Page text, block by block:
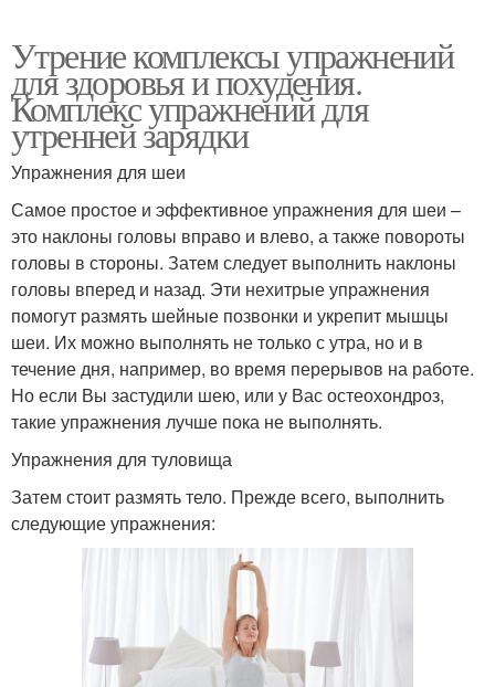
Утрение комплексы упражнений
для здоровья и похудения.
Комплекс упражнений для
утренней зарядки
Упражнения для шеи
Самое простое и эффективное упражнения для шеи –
это наклоны головы вправо и влево, а также повороты
головы в стороны. Затем следует выполнить наклоны
головы вперед и назад. Эти нехитрые упражнения
помогут размять шейные позвонки и укрепит мышцы
шеи. Их можно выполнять не только с утра, но и в
течение дня, например, во время перерывов на работе.
Но если Вы застудили шею, или у Вас остеохондроз,
такие упражнения лучше пока не выполнять.
Упражнения для туловища
Затем стоит размять тело. Прежде всего, выполнить
следующие упражнения: